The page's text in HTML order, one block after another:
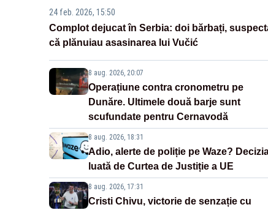
24 feb. 2026, 15:50
Complot dejucat în Serbia: doi bărbați,
că plănuiau asasinarea lui Vučić
8 aug. 2026, 20:07
Operațiune contra cronometru pe
Dunăre. Ultimele două barje sunt
scufundate pentru Cernavodă
8 aug. 2026, 18:31
Adio, alerte de poliție pe Waze?
luată de Curtea de Justiție a UE
8 aug. 2026, 17:31
Cristi Chivu, victorie de senzație cu